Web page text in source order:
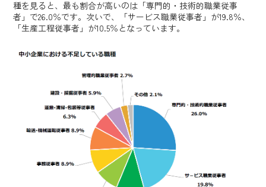
種を見ると、最も割合が高いのは「専門的・技術的職業従事
者」で26.0％です。次いで、「サービス職業従事者」が19.8％、
「生産工程従事者」が10.5％となっています。